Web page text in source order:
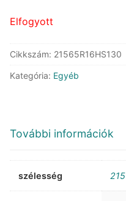
Elfogyott
Cikkszám: 21565R16HS130
Kategória: Egyéb
További információk
szélesség 215